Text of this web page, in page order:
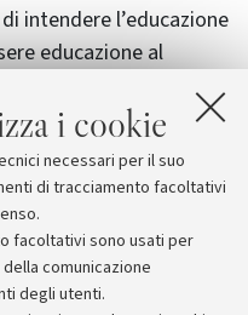
i cookie
necessari per il suo
di tracciamento facoltativi
facoltativi sono usati per
comunicazione
degli utenti.
intendere l’educazione
educazione al
sul proprio ruolo e su
bambini, ragazzi e
un valore forte e